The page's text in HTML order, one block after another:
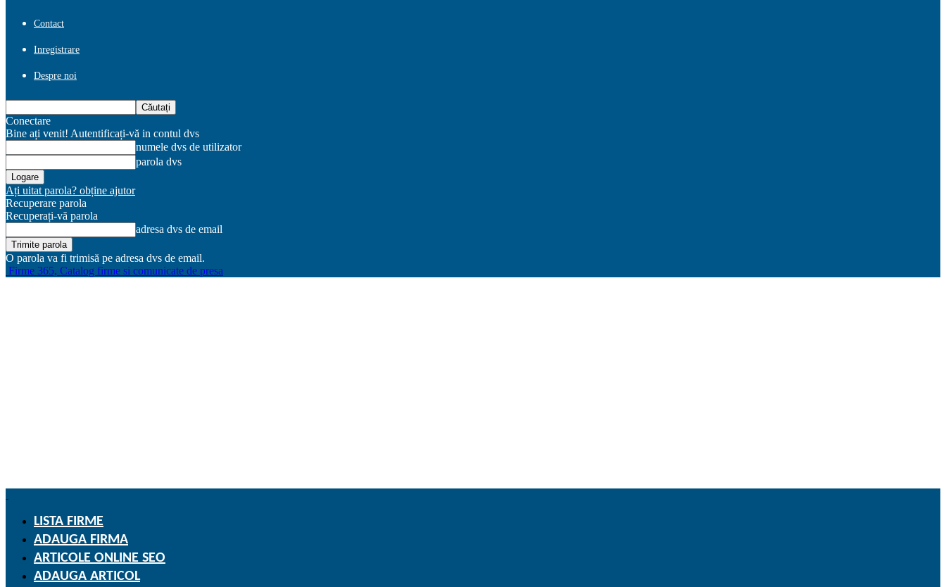
Contact
Inregistrare
Despre noi
Conectare
Bine ați venit! Autentificați-vă in contul dvs
numele dvs de utilizator
parola dvs
Ați uitat parola? obține ajutor
Recuperare parola
Recuperați-vă parola
adresa dvs de email
O parola va fi trimisă pe adresa dvs de email.
Firme 365, Catalog firme si comunicate de presa
LISTA FIRME
ADAUGA FIRMA
ARTICOLE ONLINE SEO
ADAUGA ARTICOL